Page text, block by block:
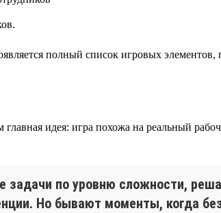
полный список игровых
главная идея: игра похожа на реальный
по уровню сложности,
Но бывают моменты, когда